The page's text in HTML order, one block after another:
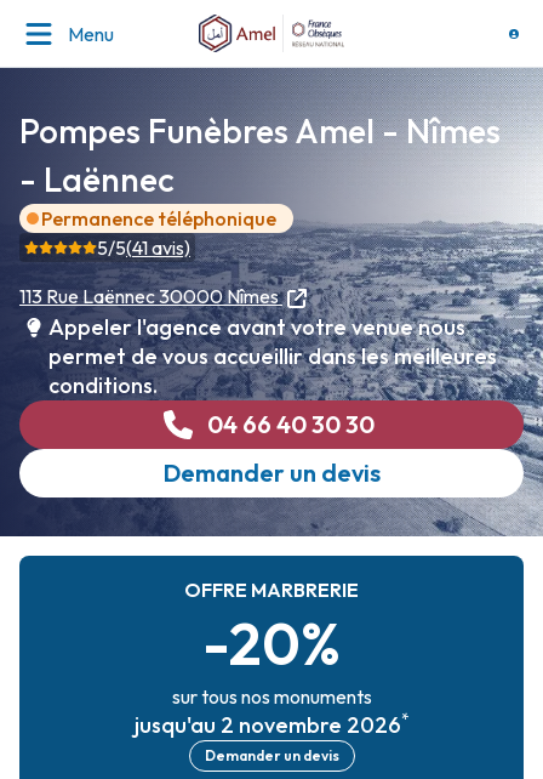
Menu
Pompes Funèbres Amel - Nîmes
- Laënnec
Permanence téléphonique
5/5(41avis)
113 Rue Laënnec30000 Nîmes
04 66 40 30 30
Demander un devis
Appeler l'agence avant votre venue nous
permet de vous accueillir dans les meilleures
conditions.
OFFRE MARBRERIE
-20%
sur tous nos monuments
jusqu'au 2 novembre 2026*
Demander un devis